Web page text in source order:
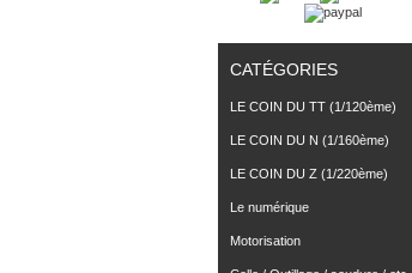
CATÉGORIES
LE COIN DU TT (1/120ème)
LE COIN DU N (1/160ème)
LE COIN DU Z (1/220ème)
Le numérique
Motorisation